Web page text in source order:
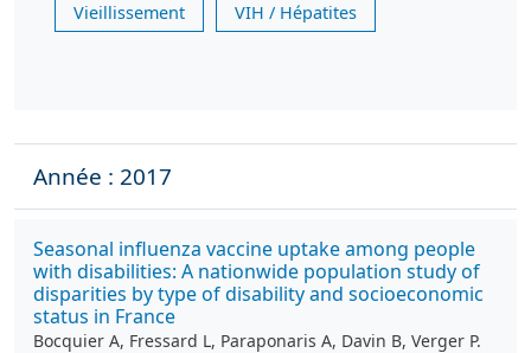
Vieillissement VIH / Hépatites
Année : 2017
Seasonal influenza vaccine uptake among people
with disabilities: A nationwide population study of
disparities by type of disability and socioeconomic
status in France
Bocquier A, Fressard L, Paraponaris A, Davin B, Verger P.